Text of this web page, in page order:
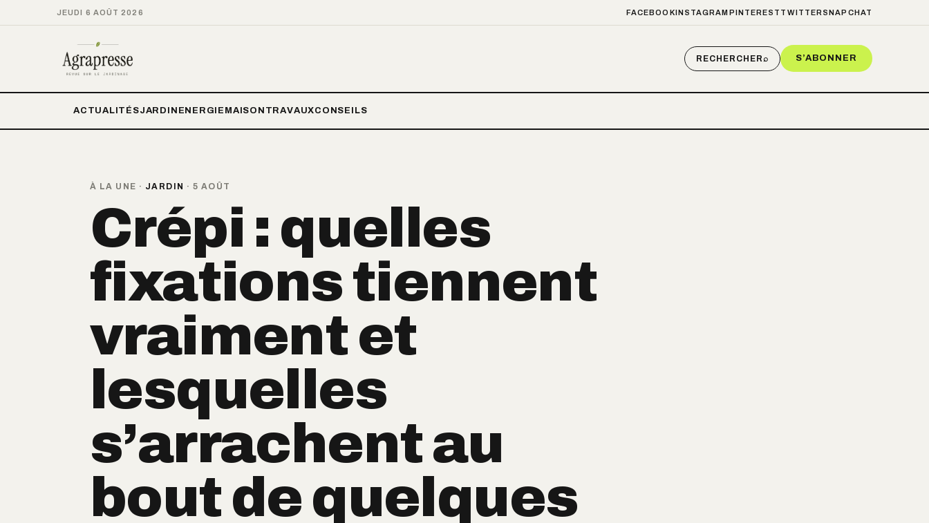
JEUDI 6 AOÛT 2026 FACEBOOKINSTAGRAM PINTEREST TWITTER SNAPCHAT
RECHERCHER⌕ S’ABONNER
ACTUALITÉSJARDIN ENERGIE MAISON TRAVAUXCONSEILS
À LA UNE · JARDIN · 5 AOÛT
Crépi : quelles
fixations tiennent
vraiment et
lesquelles
s’arrachent au
bout de quelques